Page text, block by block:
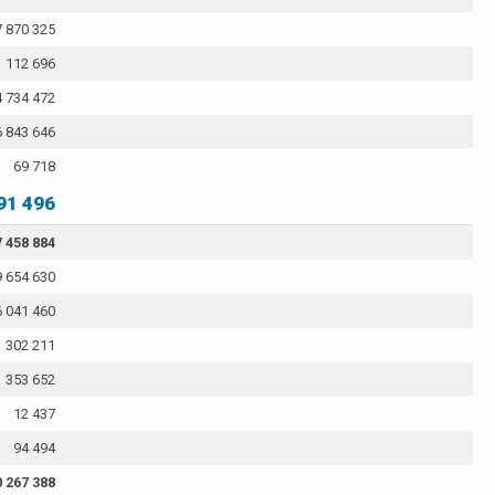
870 325
112 696
734 472
843 646
69 718
496
458 884
654 630
041 460
302 211
353 652
12 437
94 494
267 388